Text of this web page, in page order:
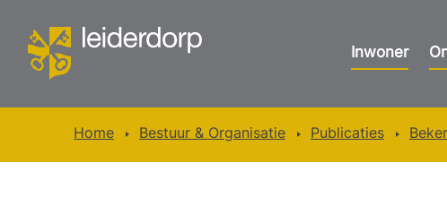
Inwoner
Home Bestuur & Organisatie Publicaties